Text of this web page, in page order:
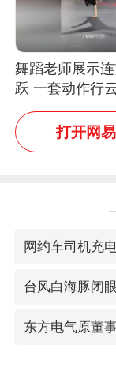
舞蹈老师展示
跃 一套动作行
奏感拉满 网友
到又舞又武的？
打开网
台风白海豚闭